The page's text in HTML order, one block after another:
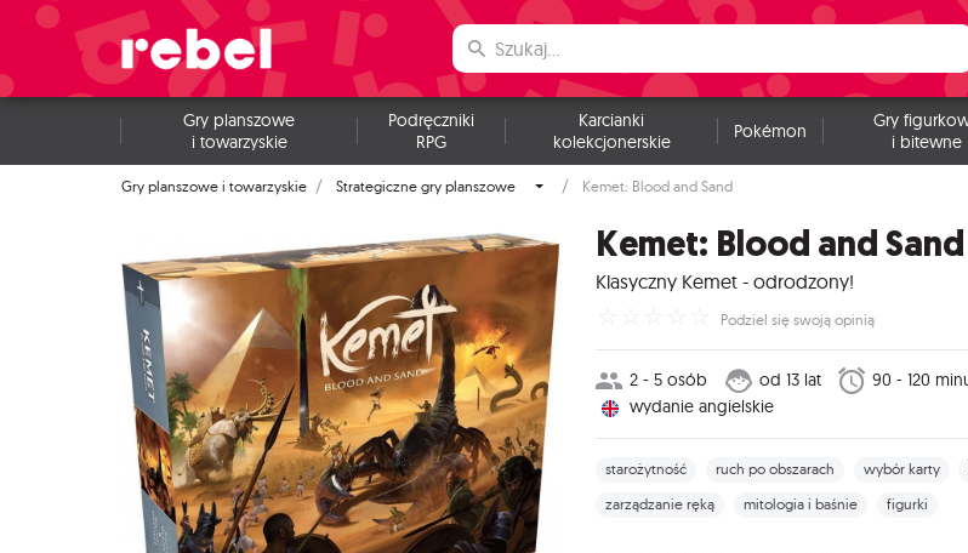
Gry planszowe
i towarzyskie
Podręczniki
RPG
Karcianki
kolekcjonerskie
Pokémon
Gry
i bitewne
Gry planszowe i towarzyskie Strategiczne gry planszowe Kemet: Blood and Sand
Kemet: Blood and Sand
Klasyczny Kemet - odrodzony!
Podziel się swoją opinią
2 - 5 osób od 13 lat
90 - 120
wydanie angielskie
starożytność ruch po obszarach wybór karty
zarządzanie ręką mitologia i baśnie figurki